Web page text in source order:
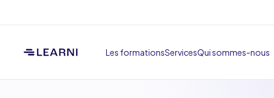
Les formationsServicesQui sommes-nous